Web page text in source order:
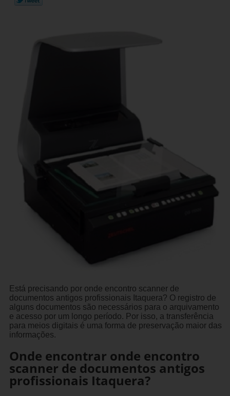
Está precisando por onde encontro scanner de
documentos antigos profissionais Itaquera? O registro de
alguns documentos são necessários para o arquivamento
e acesso por um longo período. Por isso, a transferência
para meios digitais é uma forma de preservação maior das
informações.
Onde encontrar onde encontro
scanner de documentos antigos
profissionais Itaquera?